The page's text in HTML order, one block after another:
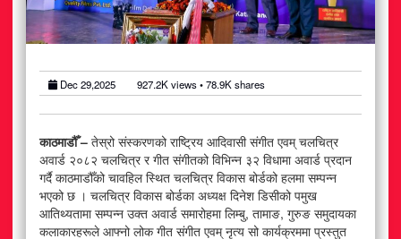
खेलकुद
राजनीति
मनोरञ्जन
जीवनशैली
Dec 29,2025 927.2Kviews •78.9Kshares
काठमाडौँ – तेस्रो संस्करणको राष्ट्रिय आदिवासी संगीत एवम् चलचित्र
अवार्ड २०८२ चलचित्र र गीत संगीतको विभिन्न ३२ विधामा अवार्ड प्रदान
गर्दै काठमाडौँको चावहिल स्थित चलचित्र विकास बोर्डको हलमा सम्पन्न
भएको छ । चलचित्र विकास बोर्डका अध्यक्ष दिनेश डिसीको पमुख
आतिथ्यतामा सम्पन्न उक्त अवार्ड समारोहमा लिम्बु, तामाङ, गुरुङ समुदायका
कलाकारहरूले आफ्नो लोक गीत संगीत एवम् नृत्य सो कार्यक्रममा प्रस्तुत